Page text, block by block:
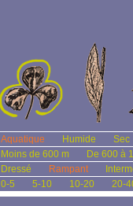
Aquatique Humide
Sec
Moins de 600 m
De 600 à
Dressé Rampant
0-5 5-10 10-20 20-